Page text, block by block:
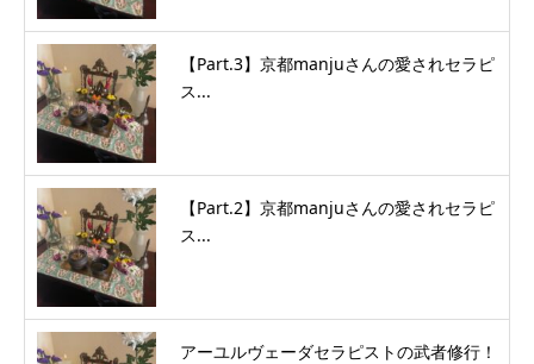
【Part.3】京都manjuさんの愛されセラピ
ス...
【Part.2】京都manjuさんの愛されセラピ
ス...
アーユルヴェーダセラピストの武者修行！